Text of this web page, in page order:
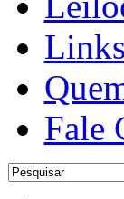
Links
Fale